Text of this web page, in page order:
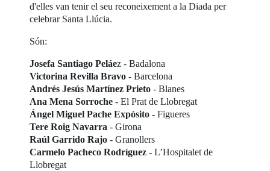
d'elles van tenir el seu reconeixement a la Diada per
celebrar Santa Llúcia.
Són:
Josefa Santiago Peláez - Badalona
Victorina Revilla Bravo - Barcelona
Andrés Jesús Martínez Prieto - Blanes
Ana Mena Sorroche- El Prat de Llobregat
Ángel Miguel Pache Expósito - Figueres
Tere Roig Navarra - Girona
Raúl Garrido Rajo - Granollers
Carmelo Pacheco Rodríguez- L’Hospitalet de
Llobregat